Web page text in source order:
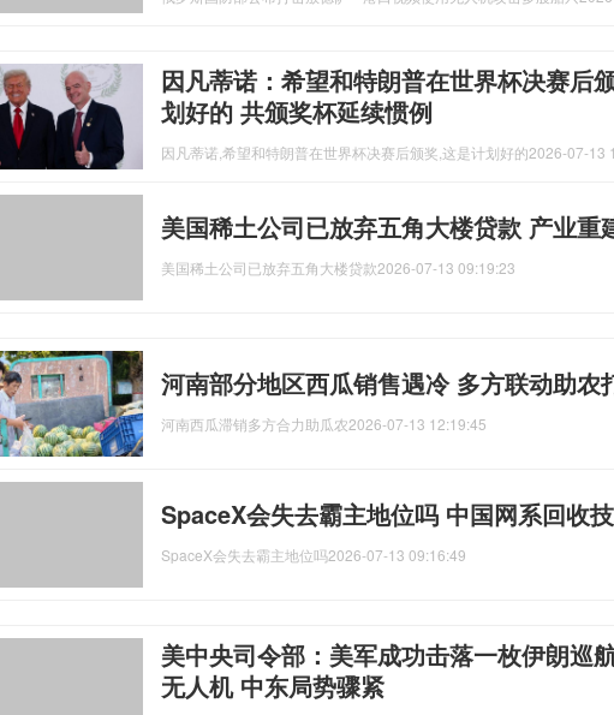
因凡蒂诺：希望和特朗普在世界杯决赛后
划好的 共颁奖杯延续惯例
因凡蒂诺,希望和特朗普在世界杯决赛后颁奖,这是计划好的2026-07-13
美国稀土公司已放弃五角大楼贷款 产业重
美国稀土公司已放弃五角大楼贷款2026-07-13 09:19:23
河南部分地区西瓜销售遇冷 多方联动助农
河南西瓜滞销多方合力助瓜农2026-07-13 12:19:45
SpaceX会失去霸主地位吗 中国网系回收
SpaceX会失去霸主地位吗2026-07-13 09:16:49
美中央司令部：美军成功击落一枚伊朗巡
无人机 中东局势骤紧